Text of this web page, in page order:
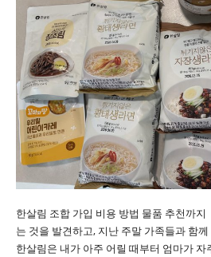
한살림 조합 가입 비용 방법 물품 추천까
는 것을 발견하고, 지난 주말 가족들과 함
한살림은 내가 아주 어릴 때부터 엄마가